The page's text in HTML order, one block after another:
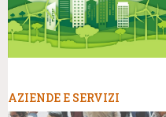
AZIENDE E SERVIZI